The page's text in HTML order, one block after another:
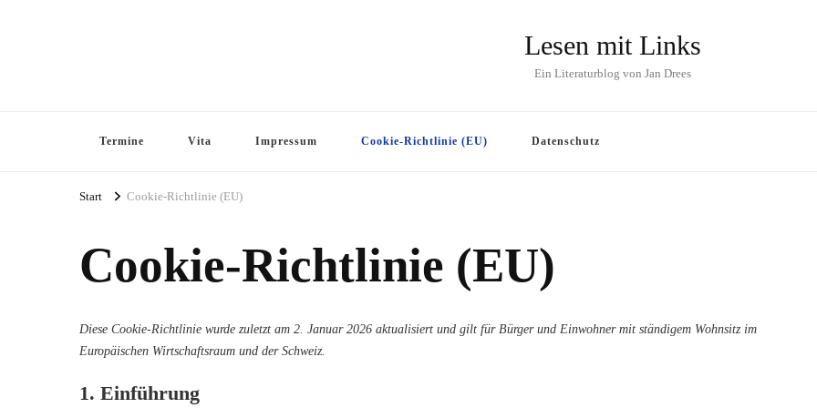
Lesen mit Links
Ein Literaturblog von Jan Drees
Termine Vita Impressum Cookie-Richtlinie (EU) Datenschutz
Start Cookie-Richtlinie (EU)
Cookie-Richtlinie (EU)
Diese Cookie-Richtlinie wurde zuletzt am 2. Januar 2026 aktualisiert und gilt für Bürger und Einwohner mit ständigem Wohnsitz im
Europäischen Wirtschaftsraum und der Schweiz.
1. Einführung